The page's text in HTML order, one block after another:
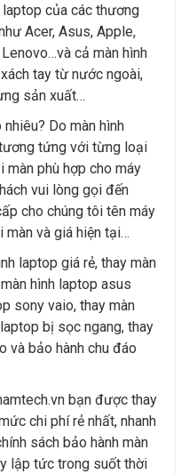
của các thương
Acer, Asus, Apple,
cả màn hình
tay từ nước ngoài,
sản xuất…
Do màn hình
tứng với từng loại
màn phù hợp cho máy
vui lòng gọi đến
cho chúng tôi tên máy
và giá hiện tại…
laptop giá rẻ, thay màn
hình laptop asus
sony vaio, thay màn
bị sọc ngang, thay
và bảo hành chu đáo
bạn được thay
chi phí rẻ nhất, nhanh
sách bảo hành màn
lập tức trong suốt thời